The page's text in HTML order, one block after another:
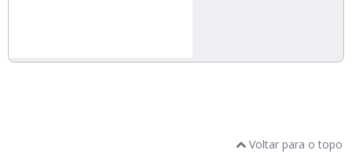
Voltar para o topo